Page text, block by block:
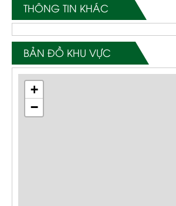
THÔNG TIN KHÁC
BẢN ĐỒ KHU VỰC
+
−